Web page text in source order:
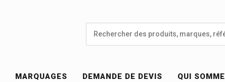
MARQUAGES DEMANDE DE DEVIS QUI